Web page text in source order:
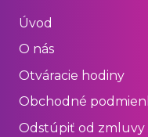
Úvod
O nás
Otváracie hodiny
Obchodné
Odstúpiť od zmluvy